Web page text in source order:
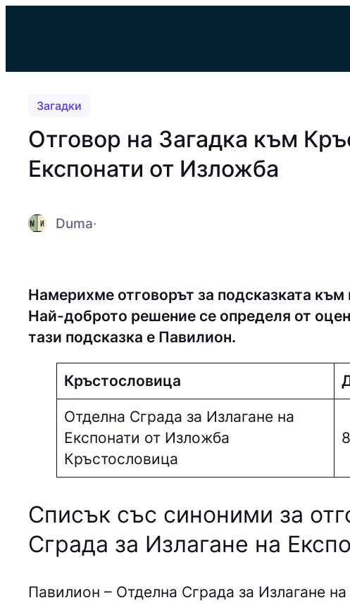
Загадки
Отговор на Загадка към
Експонати от Изложба
Duma·
Намерихме отговорът за подсказката
Най-доброто решение се определя от
тази подсказка е Пaвилиoн.
Кръстословица
Отделна Сграда за Излагане на
Експонати от Изложба
Кръстословица
8
Списък със синоними за
Сграда за Излагане на
Пaвилиoн – Отделна Сграда за Излагане